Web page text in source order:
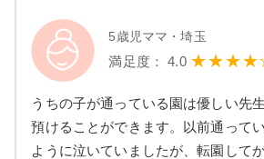
5歳児ママ・埼玉
満足度： 4.0
うちの子が通っている園は優しい先
預けることができます。以前通って
ように泣いていましたが、転園して